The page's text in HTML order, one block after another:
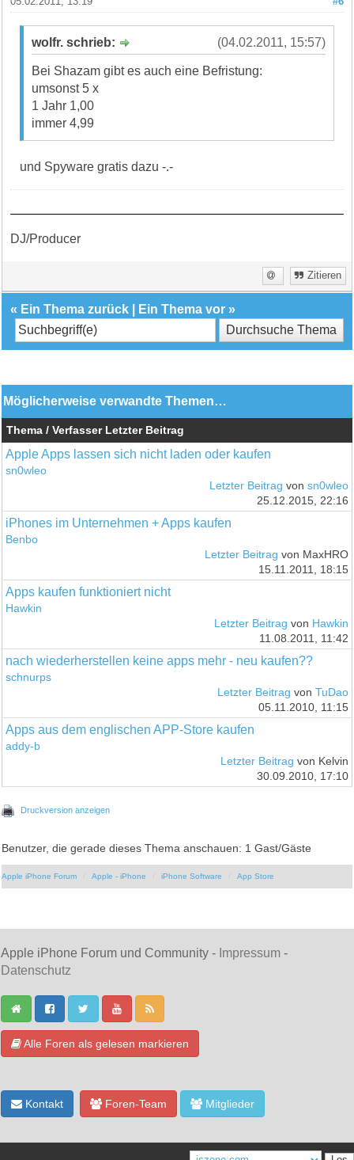
(04.02.2011, 15:57)
wolfr. schrieb:
Bei Shazam gibt es auch eine Befristung:
umsonst 5 x
1 Jahr 1,00
immer 4,99
und Spyware gratis dazu -.-
DJ/Producer
Zitieren
« Ein Thema zurück Ein Thema vor »
Möglicherweise verwandte Themen…
Thema / Verfasser Letzter Beitrag
Apple Apps lassen sich nicht laden oder kaufen
sn0wleo
Letzter Beitrag von sn0wleo
25.12.2015, 22:16
iPhones im Unternehmen + Apps kaufen
Benbo
Letzter Beitrag von MaxHRO
15.11.2011, 18:15
Apps kaufen funktioniert nicht
Hawkin
Letzter Beitrag von Hawkin
11.08.2011, 11:42
nach wiederherstellen keine apps mehr - neu kaufen??
schnurps
Letzter Beitrag von TuDao
05.11.2010, 11:15
Apps aus dem englischen APP-Store kaufen
addy-b
Letzter Beitrag von Kelvin
30.09.2010, 17:10
Druckversion anzeigen
Benutzer, die gerade dieses Thema anschauen: 1 Gast/Gäste
Apple iPhone Forum Apple - iPhone iPhone Software App Store
Apple iPhone Forum und Community - Impressum -
Datenschutz
Alle Foren als gelesen markieren
Kontakt Foren-Team Mitglieder